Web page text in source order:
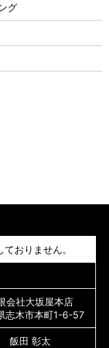
グ
おりません。
会社大坂屋本店
志木市本町1-6-57
飯田 彰太